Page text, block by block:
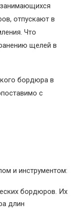
отпускают в
Что
щелей в
бордюра в
с
и инструментом:
бордюров. Их
длин